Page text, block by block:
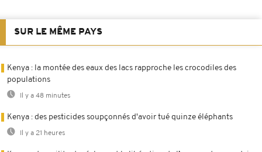
SUR LE MÊME PAYS
Kenya : la montée des eaux des lacs rapproche les crocodiles des
populations
Il y a 48 minutes
Kenya : des pesticides soupçonnés d'avoir tué quinze éléphants
Il y a 21 heures